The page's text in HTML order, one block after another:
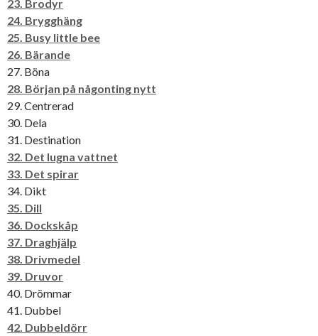
23. Brodyr
24. Brygghäng
25. Busy little bee
26. Bärande
27. Böna
28. Början på någonting nytt
29. Centrerad
30. Dela
31. Destination
32. Det lugna vattnet
33. Det spirar
34. Dikt
35. Dill
36. Dockskåp
37. Draghjälp
38. Drivmedel
39. Druvor
40. Drömmar
41. Dubbel
42. Dubbeldörr